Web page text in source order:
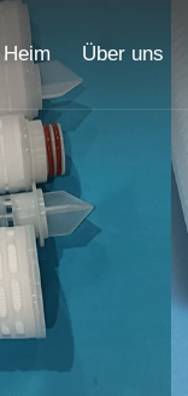
Heim Über uns